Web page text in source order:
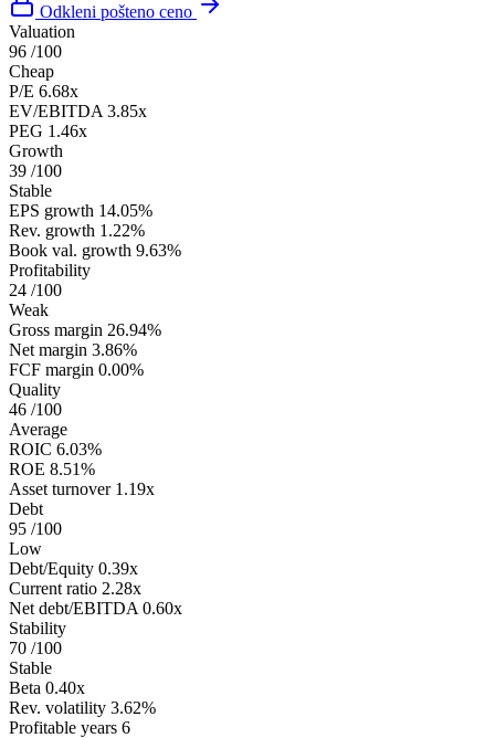
Odkleni pošteno ceno
Valuation
96 /100
Cheap
P/E 6.68x
EV/EBITDA 3.85x
PEG 1.46x
Growth
39 /100
Stable
EPS growth 14.05%
Rev. growth 1.22%
Book val. growth 9.63%
Profitability
24 /100
Weak
Gross margin 26.94%
Net margin 3.86%
FCF margin 0.00%
Quality
46 /100
Average
ROIC 6.03%
ROE 8.51%
Asset turnover 1.19x
Debt
95 /100
Low
Debt/Equity 0.39x
Current ratio 2.28x
Net debt/EBITDA 0.60x
Stability
70 /100
Stable
Beta 0.40x
Rev. volatility 3.62%
Profitable years 6